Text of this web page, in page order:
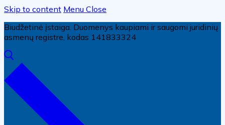
Skip to content Menu Close
Biudžetinė įstaiga. Duomenys kaupiami ir saugomi juridinių
asmenų registre, kodas 141833324